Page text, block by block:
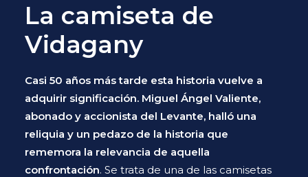
La camiseta de
Vidagany
Casi 50 años más tarde esta historia vuelve a
adquirir significación. Miguel Ángel Valiente,
abonado y accionista del Levante, halló una
reliquia y un pedazo de la historia que
rememora la relevancia de aquella
confrontación. Se trata de una de las camisetas